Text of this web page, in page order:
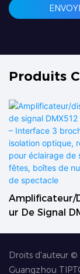
Produits
Ur De Signal
Optique,
Pour Éclairage
Droits d'auteur ©
Guangzhou